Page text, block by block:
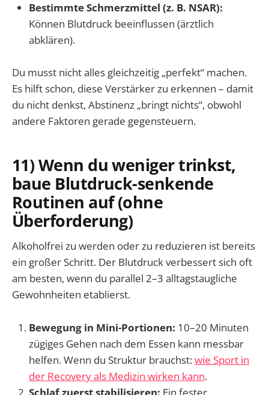
Bestimmte Schmerzmittel (z. B. NSAR):
Können Blutdruck beeinflussen (ärztlich
abklären).
Du musst nicht alles gleichzeitig „perfekt“ machen.
Es hilft schon, diese Verstärker zu erkennen – damit
du nicht denkst, Abstinenz „bringt nichts“, obwohl
andere Faktoren gerade gegensteuern.
11) Wenn du weniger trinkst,
baue Blutdruck-senkende
Routinen auf (ohne
Überforderung)
Alkoholfrei zu werden oder zu reduzieren ist bereits
ein großer Schritt. Der Blutdruck verbessert sich oft
am besten, wenn du parallel 2–3 alltagstaugliche
Gewohnheiten etablierst.
Bewegung in Mini-Portionen: 10–20 Minuten
zügiges Gehen nach dem Essen kann messbar
helfen. Wenn du Struktur brauchst:wie Sport in
der Recovery als Medizin wirken kann.
Schlaf zuerst stabilisieren: Ein fester